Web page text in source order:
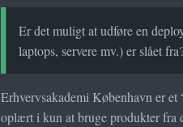
Er det muligt at udføre en
laptops, servere mv.) er slået
Erhvervsakademi København er
oplært i kun at bruge produkter fra